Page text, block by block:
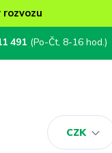
CZK
491 (Po-Čt, 8-16 hod.)